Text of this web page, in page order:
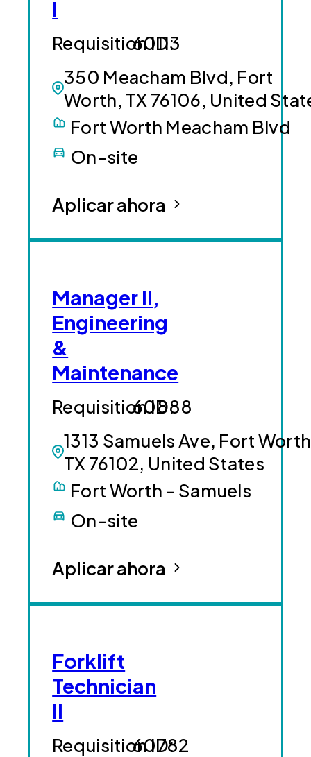
I
350 Meacham Blvd, Fort
Worth, TX 76106, United
60113
Fort Worth Meacham Blvd
On-site
Aplicar ahora
Manager II,
Engineering
&
Maintenance
1313 Samuels Ave, Fort
TX 76102, United States
60888
Fort Worth - Samuels
On-site
Aplicar ahora
Forklift
Technician
II
60782